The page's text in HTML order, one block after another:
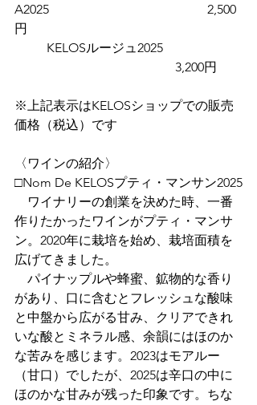
A2025					2,500
円
					3,200円
※上記表示はKELOSショップでの販売
価格（税込）です
〈ワインの紹介〉
□Nom De KELOSプティ・マンサン2025
ワイナリーの創業を決めた時、一番
作りたかったワインがプティ・マンサ
ン。2020年に栽培を始め、栽培面積を
広げてきました。
パイナップルや蜂蜜、鉱物的な香り
があり、口に含むとフレッシュな酸味
と中盤から広がる甘み、クリアできれ
いな酸とミネラル感、余韻にはほのか
な苦みを感じます。2023はモアルー
（甘口）でしたが、2025は辛口の中に
ほのかな甘みが残った印象です。ちな